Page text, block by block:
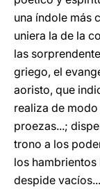
una índole más
uniera la de la
las
griego, el
aoristo, que
realiza de
proezas...;
trono a los
los
despide